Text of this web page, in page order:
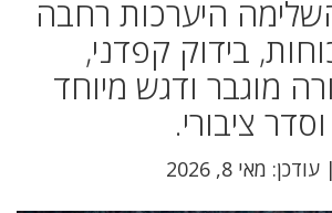
היערכות רחבה
בידוק קפדני,
מוגבר ודגש מיוחד
ציבורי.
| עודכן: מאי 8, 2026